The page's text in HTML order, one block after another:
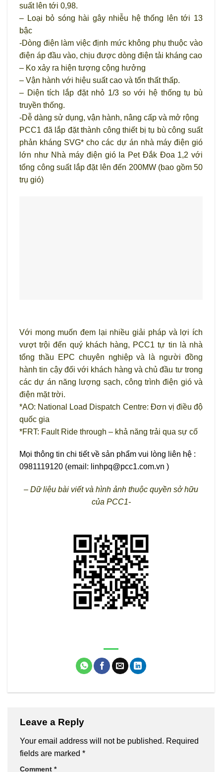
suất lên tới 0,98.
– Loại bỏ sóng hài gây nhiễu hệ thống lên tới 13
bậc
-Dòng điện làm việc định mức không phụ thuộc vào
điện áp đầu vào, chịu được dòng điện tải kháng cao
– Ko xảy ra hiện tượng cộng hưởng
– Vận hành với hiệu suất cao và tổn thất thấp.
– Diện tích lắp đặt nhỏ 1/3 so với hệ thống tụ bù
truyền thống.
-Dễ dàng sử dụng, vận hành, nâng cấp và mở rộng
PCC1 đã lắp đặt thành công thiết bị tụ bù công suất
phản kháng SVG* cho các dự án nhà máy điện gió
lớn như Nhà máy điện gió Ia Pet Đắk Đoa 1,2 với
tổng công suất lắp đặt lên đến 200MW (bao gồm 50
trụ gió)
Với mong muốn đem lại nhiều giải pháp và lợi ích
vượt trội đến quý khách hàng, PCC1 tự tin là nhà
tổng thầu EPC chuyên nghiệp và là người đồng
hành tin cậy đối với khách hàng và chủ đầu tư trong
các dự án năng lượng sạch, công trình điện gió và
điện mặt trời.
*AO: National Load Dispatch Centre: Đơn vị điều độ
quốc gia
*FRT: Fault Ride through – khả năng trải qua sự cố
Mọi thông tin chi tiết về sản phẩm vui lòng liên hệ :
0981119120 (email: linhpq@pcc1.com.vn )
– Dữ liệu bài viết và hình ảnh thuộc quyền sở hữu
của PCC1-
Leave a Reply
Your email address will not be published. Required
fields are marked *
Comment *